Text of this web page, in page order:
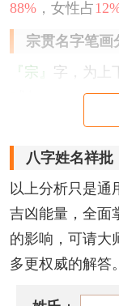
88% ，女性占
宗贯名字笔画
『宗』 字，为上
字，为
划。
该名字的五格笔
宗贯名字性格
追求异性较大方
八字姓名祥批
以上分析只是通
吉凶能量，全面
的影响，可请大
多更权威的解答。